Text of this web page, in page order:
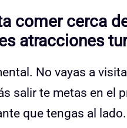
comer cerca
atracciones
No vayas a
salir te metas en el
que tengas al